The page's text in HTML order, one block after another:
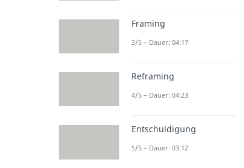
Framing
3/5 – Dauer: 04:17
Reframing
4/5 – Dauer: 04:23
Entschuldigung
5/5 – Dauer: 03:12